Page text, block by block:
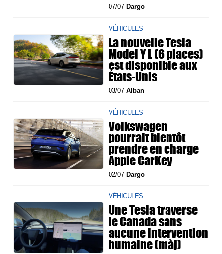
07/07 Dargo
VÉHICULES
La nouvelle Tesla
Model Y L (6 places)
est disponible aux
États-Unis
03/07Alban
VÉHICULES
Volkswagen
pourrait bientôt
prendre en charge
Apple CarKey
02/07 Dargo
VÉHICULES
Une Tesla traverse
le Canada sans
aucune intervention
humaine (màj)